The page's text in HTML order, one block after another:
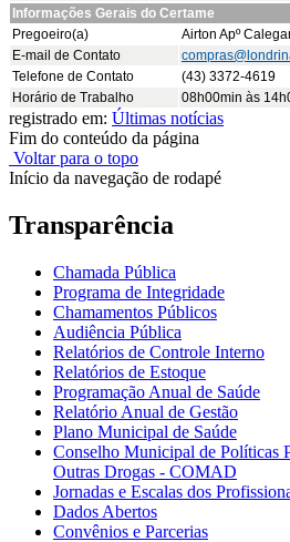
Informações Gerais do Certame
Pregoeiro(a)
Airton Apº
E-mail de Contato
Telefone de Contato
(43) 3372-4619
Horário de Trabalho
08h00min às
registrado em: Últimas notícias
Fim do conteúdo da página
Voltar para o topo
Início da navegação de rodapé
Transparência
Chamada Pública
Programa de Integridade
Chamamentos Públicos
Audiência Pública
Relatórios de Controle Interno
Relatórios de Estoque
Programação Anual de Saúde
Relatório Anual de Gestão
Plano Municipal de Saúde
Conselho Municipal de Políticas
Outras Drogas - COMAD
Jornadas e Escalas dos
Dados Abertos
Convênios e Parcerias